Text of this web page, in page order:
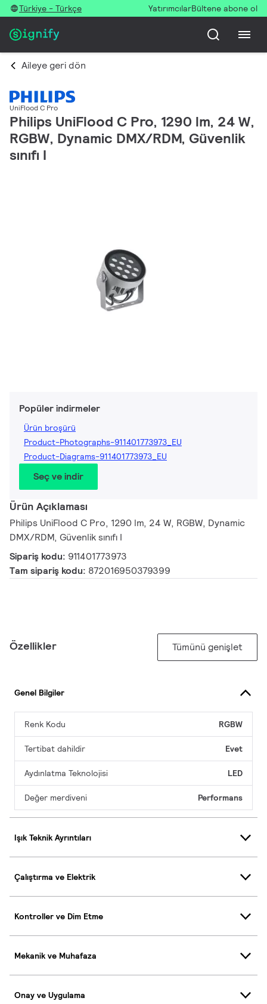
Türkiye - Türkçe YatırımcılarBültene abone ol
Aileye geri dön
UniFlood C Pro
Philips UniFlood C Pro, 1290 lm, 24 W,
RGBW, Dynamic DMX/RDM, Güvenlik
sınıfı I
Popüler indirmeler
Ürün broşürü
Product-Photographs-911401773973_EU
Product-Diagrams-911401773973_EU
Seç ve indir
Ürün Açıklaması
Philips UniFlood C Pro, 1290 lm, 24 W, RGBW, Dynamic
DMX/RDM, Güvenlik sınıfı I
Sipariş kodu: 911401773973
Tam sipariş kodu: 872016950379399
Özellikler Tümünü genişlet
Genel Bilgiler
Renk Kodu RGBW
Tertibat dahildir Evet
Aydınlatma Teknolojisi LED
Değer merdiveni Performans
Işık Teknik Ayrıntıları
Çalıştırma ve Elektrik
Kontroller ve Dim Etme
Mekanik ve Muhafaza
Onay ve Uygulama